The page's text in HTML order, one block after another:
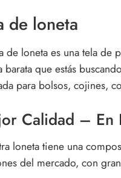
de loneta
de lonetaes una tela de
barata que estás
para bolsos, cojines,
Calidad – En
loneta tiene una
del mercado, con